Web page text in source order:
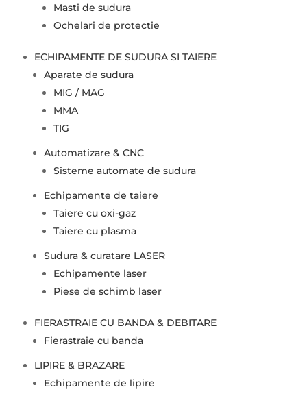
Masti de sudura
Ochelari de protectie
ECHIPAMENTE DE SUDURA SI TAIERE
Aparate de sudura
MIG / MAG
MMA
TIG
Automatizare & CNC
Sisteme automate de sudura
Echipamente de taiere
Taiere cu oxi-gaz
Taiere cu plasma
Sudura & curatare LASER
Echipamente laser
Piese de schimb laser
FIERASTRAIE CU BANDA & DEBITARE
Fierastraie cu banda
LIPIRE & BRAZARE
Echipamente de lipire